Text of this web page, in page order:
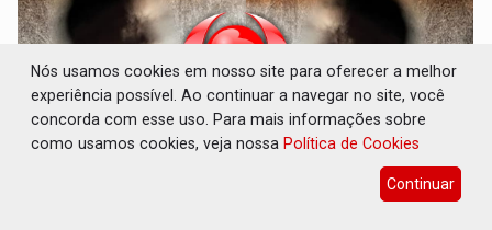
VULGO 'UNIÃO': Chefe de facção criminosa é
Nós usamos cookies em nosso site para oferecer a melhor
experiência possível. Ao continuar a navegar no site, você
concorda com esse uso. Para mais informações sobre
como usamos cookies, veja nossa Política de Cookies
Continuar